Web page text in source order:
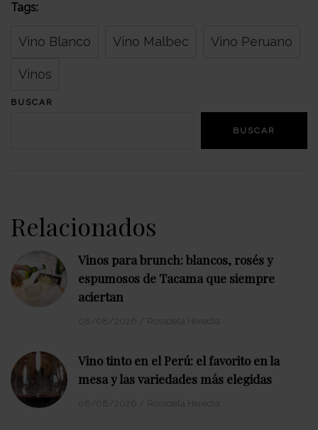
Tags:
Vino Blanco Vino Malbec Vino Peruano
Vinos
BUSCAR
BUSCAR
Relacionados
Vinos para brunch: blancos, rosés y
espumosos de Tacama que siempre
aciertan
Vino tinto en el Perú: el favorito en la
mesa y las variedades más elegidas